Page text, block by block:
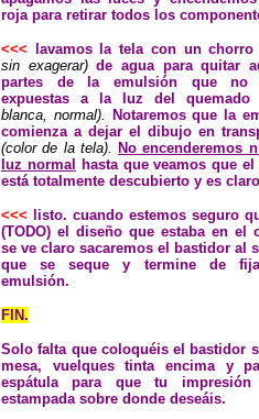
roja para retirar todos los
<<< lavamos la tela con un
sin exagerar)de agua para quitar
partes de la emulsión que no
expuestas a la luz del quemado
blanca, normal).
Notaremos que la
comienza a dejar el dibujo en
(color de la tela). No encenderemos
luz normal
hasta que veamos que
está totalmente descubierto y es
<<<
listo. cuando estemos seguro
(TODO) el diseño que estaba en el
se ve claro sacaremos el bastidor al
que se seque y termine de
emulsión.
FIN.
Solo falta que coloquéis el bastidor
mesa, vuelques tinta encima y
espátula para que tu impresión
estampada sobre donde deseáis.